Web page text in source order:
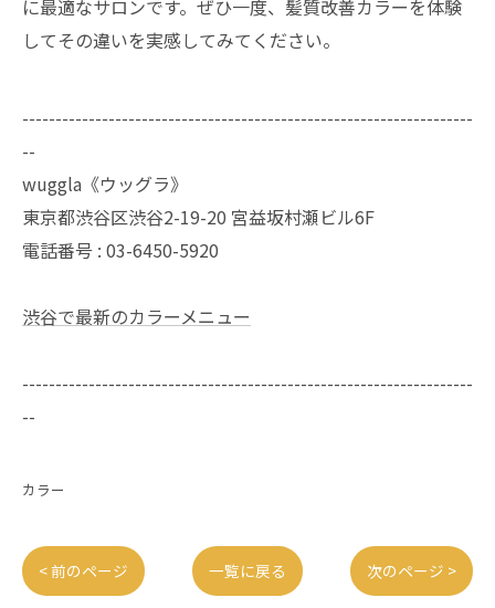
に最適なサロンです。ぜひ一度、髪質改善カラーを体験
してその違いを実感してみてください。
--------------------------------------------------------------------
--
wuggla《ウッグラ》
東京都渋谷区渋谷2-19-20 宮益坂村瀬ビル6F
電話番号 : 03-6450-5920
渋谷で最新のカラーメニュー
--------------------------------------------------------------------
--
カラー
< 前のページ 一覧に戻る 次のページ >